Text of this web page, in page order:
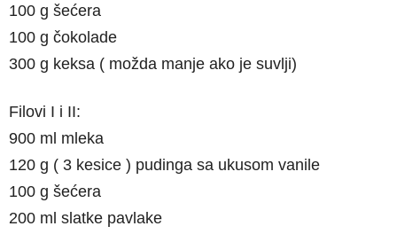
100 g šećera
100 g čokolade
300 g keksa ( možda manje ako je suvlji)
Filovi I i II:
900 ml mleka
120 g ( 3 kesice ) pudinga sa ukusom vanile
100 g šećera
200 ml slatke pavlake